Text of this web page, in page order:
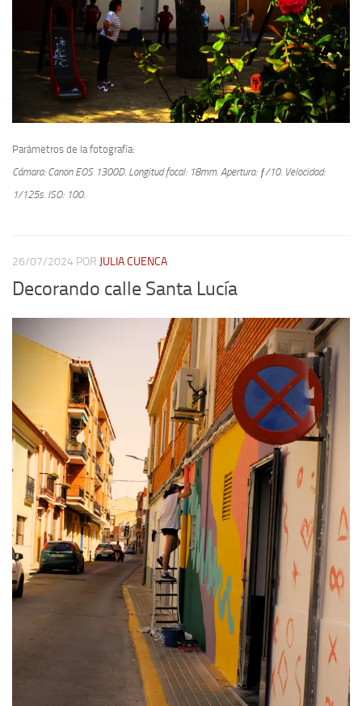
Parámetros de la fotografía:
Cámara: Canon EOS 1300D. Longitud focal: 18mm. Apertura: ƒ/10. Velocidad:
1/125s. ISO: 100.
26/07/2024 POR JULIA CUENCA
Decorando calle Santa Lucía